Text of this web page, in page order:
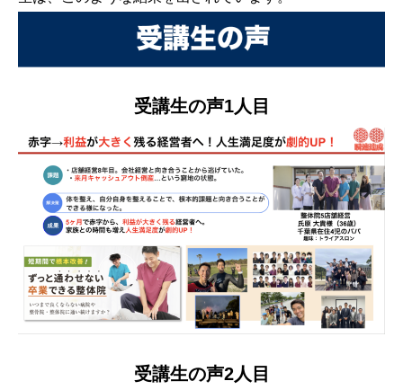
受講生の声1人目
受講生の声2人目